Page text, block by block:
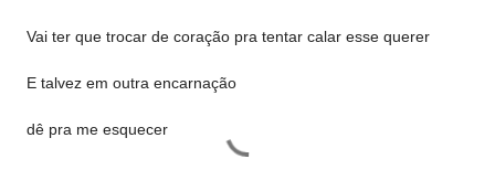
Vai ter que trocar de coração pra tentar calar esse querer
E talvez em outra encarnação
dê pra me esquecer